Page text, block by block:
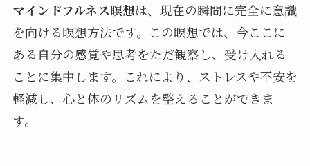
マインドフルネス瞑想は、現在の瞬間に完全に意識
を向ける瞑想方法です。この瞑想では、今ここに
ある自分の感覚や思考をただ観察し、受け入れる
ことに集中します。これにより、ストレスや不安を
軽減し、心と体のリズムを整えることができま
す。